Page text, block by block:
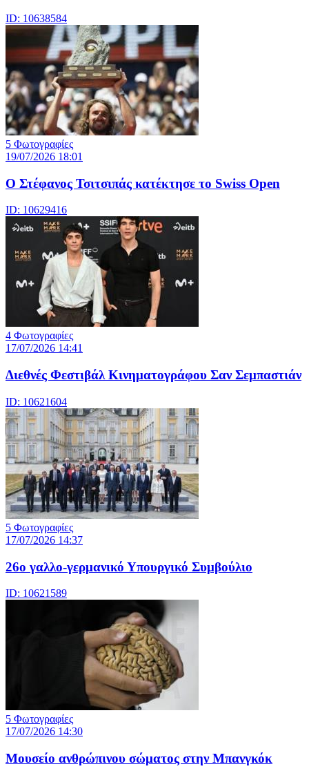
ID: 10638584
5 Φωτογραφίες
19/07/2026 18:01
Ο Στέφανος Τσιτσιπάς κατέκτησε το Swiss Open
ID: 10629416
4 Φωτογραφίες
17/07/2026 14:41
Διεθνές Φεστιβάλ Κινηματογράφου Σαν Σεμπαστιάν
ID: 10621604
5 Φωτογραφίες
17/07/2026 14:37
26ο γαλλο-γερμανικό Υπουργικό Συμβούλιο
ID: 10621589
5 Φωτογραφίες
17/07/2026 14:30
Μουσείο ανθρώπινου σώματος στην Μπανγκόκ